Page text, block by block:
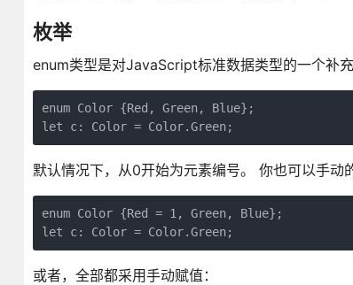
枚举
enum类型是对JavaScript标准数据类型的一个补
enum Color {Red, Green, Blue};
默认情况下，从0开始为元素编号。 你也可以手动
enum Color {Red = 1, Green, Blue};
或者，全部都采用手动赋值：